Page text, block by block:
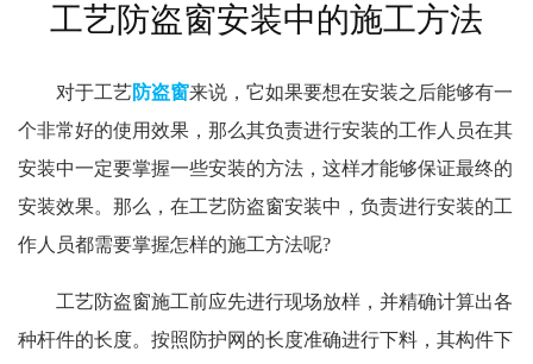
工艺防盗窗安装中的施工方法
对于工艺防盗窗来说，它如果要想在安装之后能够有一
个非常好的使用效果，那么其负责进行安装的工作人员在其
安装中一定要掌握一些安装的方法，这样才能够保证最终的
安装效果。那么，在工艺防盗窗安装中，负责进行安装的工
作人员都需要掌握怎样的施工方法呢?
工艺防盗窗施工前应先进行现场放样，并精确计算出各
种杆件的长度。按照防护网的长度准确进行下料，其构件下